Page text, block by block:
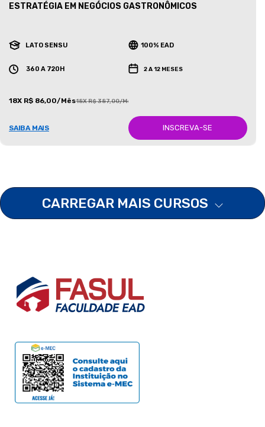
ESTRATÉGIA EM NEGÓCIOS GASTRONÔMICOS
LATO SENSU 100% EAD
360 A 720H 2 A 12 MESES
18X R$ 86,00/Mês18X R$ 387,00/Mês
SAIBA MAIS INSCREVA-SE
CARREGAR MAIS CURSOS